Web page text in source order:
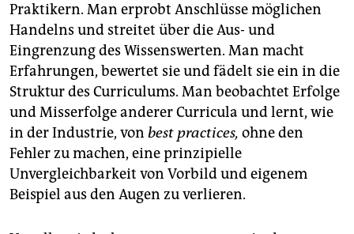
Praktikern. Man erprobt Anschlüsse möglichen
Handelns und streitet über die Aus- und
Eingrenzung des Wissenswerten. Man macht
Erfahrungen, bewertet sie und fädelt sie ein in die
Struktur des Curriculums. Man beobachtet Erfolge
und Misserfolge anderer Curricula und lernt, wie
in der Industrie, von best practices, ohne den
Fehler zu machen, eine prinzipielle
Unvergleichbarkeit von Vorbild und eigenem
Beispiel aus den Augen zu verlieren.